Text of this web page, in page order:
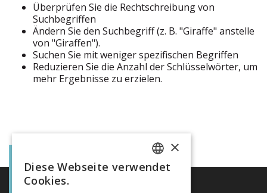
Überprüfen Sie die Rechtschreibung von
Suchbegriffen
Ändern Sie den Suchbegriff (z. B. "Giraffe" anstelle
von "Giraffen").
Suchen Sie mit weniger spezifischen Begriffen
Reduzieren Sie die Anzahl der Schlüsselwörter, um
mehr Ergebnisse zu erzielen.
FRENCH
×
Diese Webseite verwendet
Cookies.